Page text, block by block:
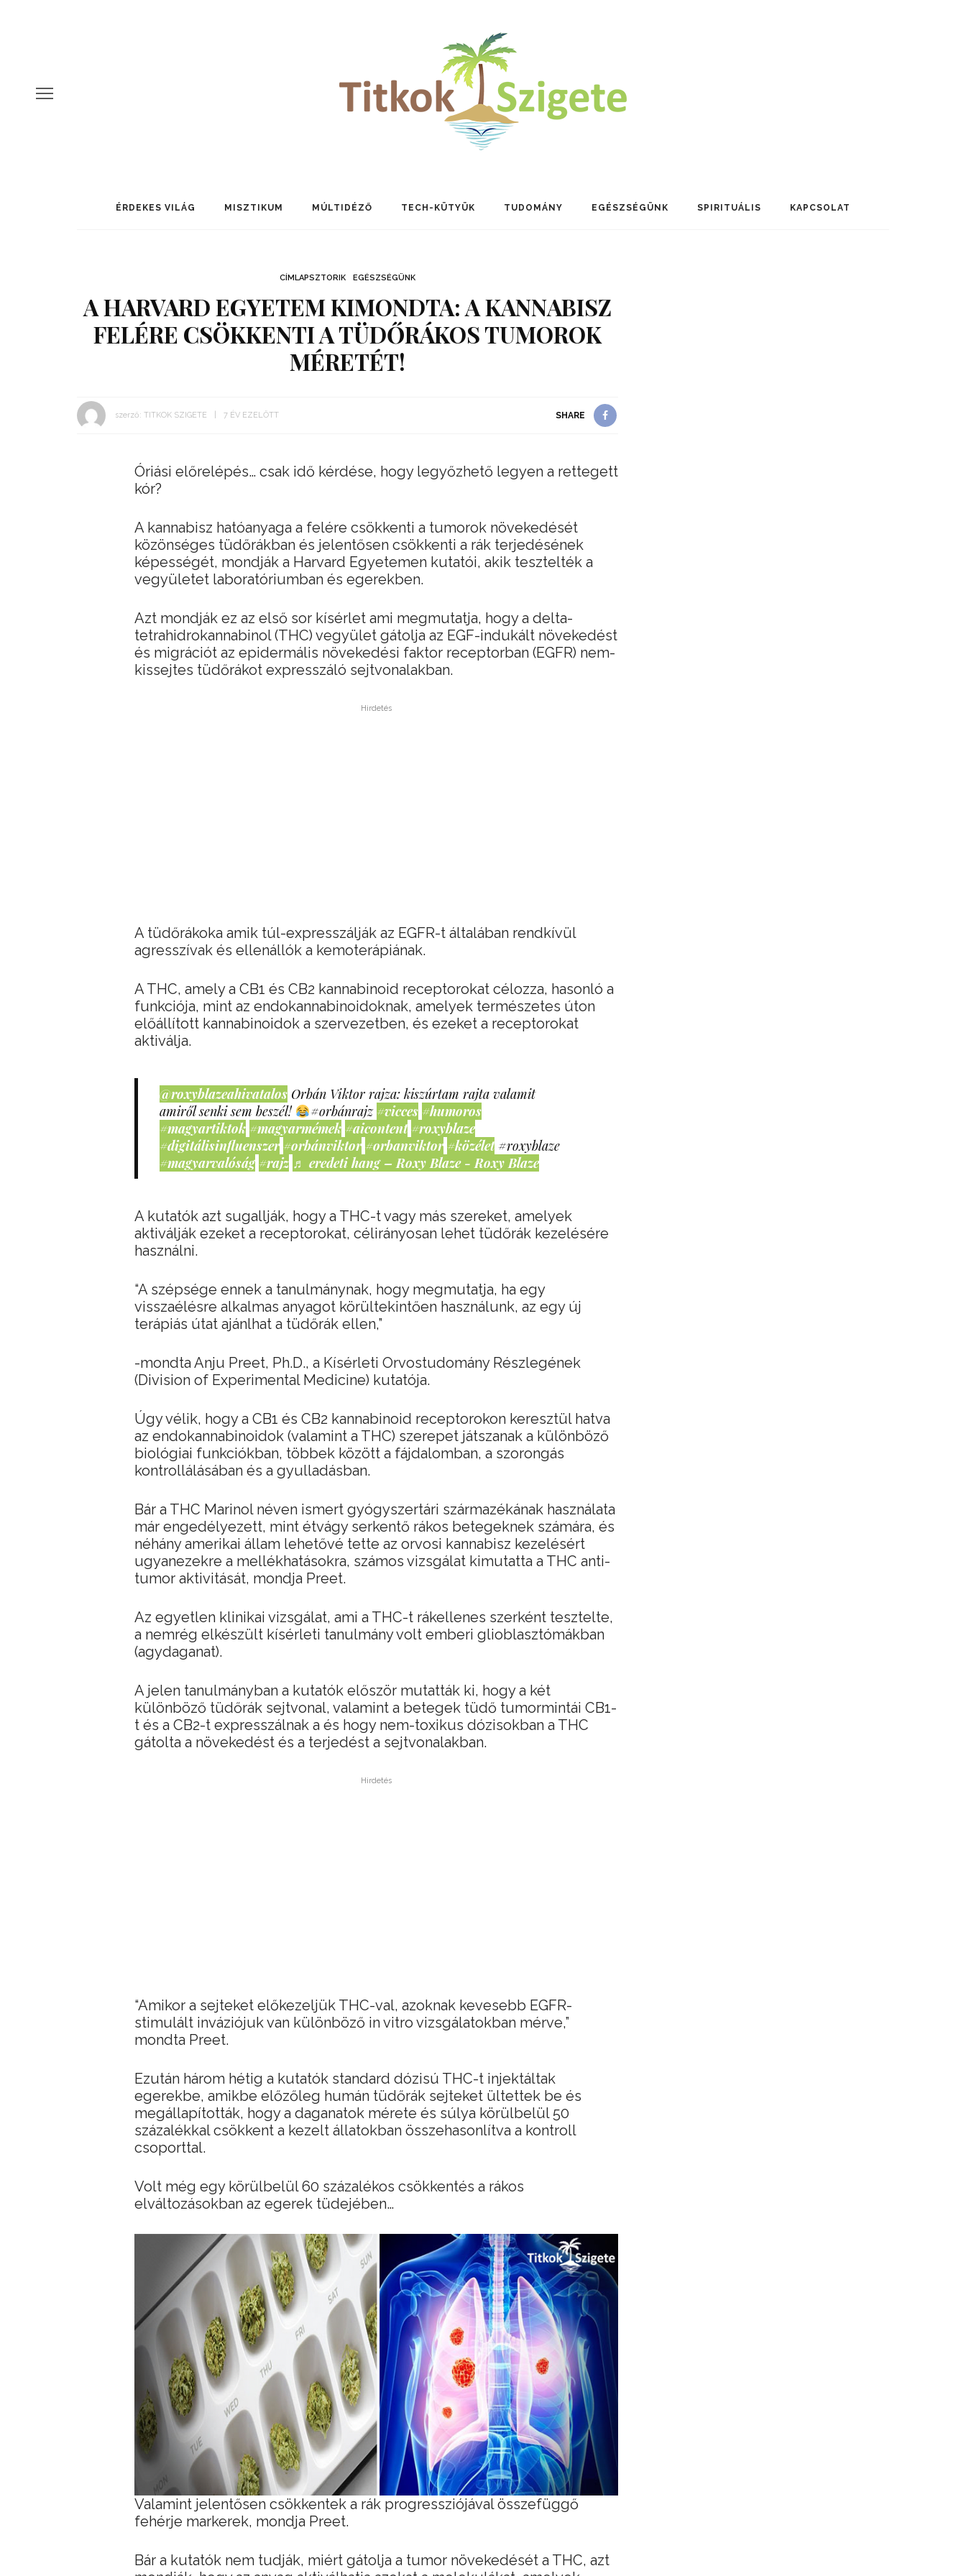
ÉRDEKES VILÁG MISZTIKUM MÚLTIDÉZŐ TECH-KÜTYÜK TUDOMÁNY EGÉSZSÉGÜNK SPIRITUÁLIS KAPCSOLAT
CÍMLAPSZTORIK EGÉSZSÉGÜNK
A HARVARD EGYETEM KIMONDTA: A KANNABISZ
FELÉRE CSÖKKENTI A TÜDŐRÁKOS TUMOROK
MÉRETÉT!
szerző: TITKOK SZIGETE 7 ÉV EZELŐTT SHARE
Óriási előrelépés… csak idő kérdése, hogy legyőzhető legyen a rettegett
kór?
A kannabisz hatóanyaga a felére csökkenti a tumorok növekedését
közönséges tüdőrákban és jelentősen csökkenti a rák terjedésének
képességét, mondják a Harvard Egyetemen kutatói, akik tesztelték a
vegyületet laboratóriumban és egerekben.
Azt mondják ez az első sor kísérlet ami megmutatja, hogy a delta-
tetrahidrokannabinol (THC) vegyület gátolja az EGF-indukált növekedést
és migrációt az epidermális növekedési faktor receptorban (EGFR) nem-
kissejtes tüdőrákot expresszáló sejtvonalakban.
Hirdetés
A tüdőrákoka amik túl-expresszálják az EGFR-t általában rendkívül
agresszívak és ellenállók a kemoterápiának.
A THC, amely a CB1 és CB2 kannabinoid receptorokat célozza, hasonló a
funkciója, mint az endokannabinoidoknak, amelyek természetes úton
előállított kannabinoidok a szervezetben, és ezeket a receptorokat
aktiválja.
@roxyblazeahivatalos Orbán Viktor rajza: kiszúrtam rajta valamit
amiről senki sem beszél!
#orbánrajz #vicces #humoros
#magyartiktok #magyarmémek #aicontent #roxyblaze
#digitálisinfluenszer #orbánviktor #orbanviktor #közélet #roxyblaze
#magyarvalóság #rajz ♬ eredeti hang – Roxy Blaze - Roxy Blaze
A kutatók azt sugallják, hogy a THC-t vagy más szereket, amelyek
aktiválják ezeket a receptorokat, célirányosan lehet tüdőrák kezelésére
használni.
“A szépsége ennek a tanulmánynak, hogy megmutatja, ha egy
visszaélésre alkalmas anyagot körültekintően használunk, az egy új
terápiás útat ajánlhat a tüdőrák ellen,”
-mondta Anju Preet, Ph.D., a Kísérleti Orvostudomány Részlegének
(Division of Experimental Medicine) kutatója.
Úgy vélik, hogy a CB1 és CB2 kannabinoid receptorokon keresztül hatva
az endokannabinoidok (valamint a THC) szerepet játszanak a különböző
biológiai funkciókban, többek között a fájdalomban, a szorongás
kontrollálásában és a gyulladásban.
Bár a THC Marinol néven ismert gyógyszertári származékának használata
már engedélyezett, mint étvágy serkentő rákos betegeknek számára, és
néhány amerikai állam lehetővé tette az orvosi kannabisz kezelésért
ugyanezekre a mellékhatásokra, számos vizsgálat kimutatta a THC anti-
tumor aktivitását, mondja Preet.
Az egyetlen klinikai vizsgálat, ami a THC-t rákellenes szerként tesztelte,
a nemrég elkészült kísérleti tanulmány volt emberi glioblasztómákban
(agydaganat).
A jelen tanulmányban a kutatók először mutatták ki, hogy a két
különböző tüdőrák sejtvonal, valamint a betegek tüdő tumormintái CB1-
t és a CB2-t expresszálnak a és hogy nem-toxikus dózisokban a THC
gátolta a növekedést és a terjedést a sejtvonalakban.
Hirdetés
“Amikor a sejteket előkezeljük THC-val, azoknak kevesebb EGFR-
stimulált inváziójuk van különböző in vitro vizsgálatokban mérve,”
mondta Preet.
Ezután három hétig a kutatók standard dózisú THC-t injektáltak
egerekbe, amikbe előzőleg humán tüdőrák sejteket ültettek be és
megállapították, hogy a daganatok mérete és súlya körülbelül 50
százalékkal csökkent a kezelt állatokban összehasonlítva a kontroll
csoporttal.
Volt még egy körülbelül 60 százalékos csökkentés a rákos
elváltozásokban az egerek tüdejében…
Valamint jelentősen csökkentek a rák progressziójával összefüggő
fehérje markerek, mondja Preet.
Bár a kutatók nem tudják, miért gátolja a tumor növekedését a THC, azt